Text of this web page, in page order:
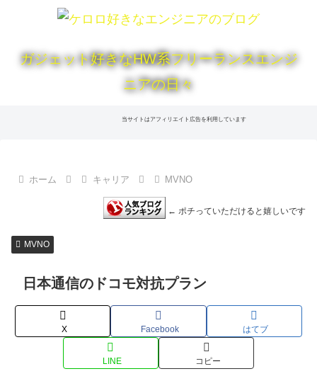
ガジェット好きなHW系フリーランスエンジ
ニアの日々
当サイトはアフィリエイト広告を利用しています
ホーム キャリア MVNO
← ポチっていただけると嬉しいです
MVNO
日本通信のドコモ対抗プラン
X Facebook はてブ
LINE コピー